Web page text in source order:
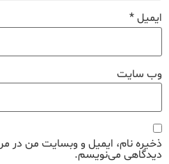
ایمیل*
وب‌ سایت
ذخیره نام، ایمیل و وبسایت من در
دیدگاهی می‌نویسم.